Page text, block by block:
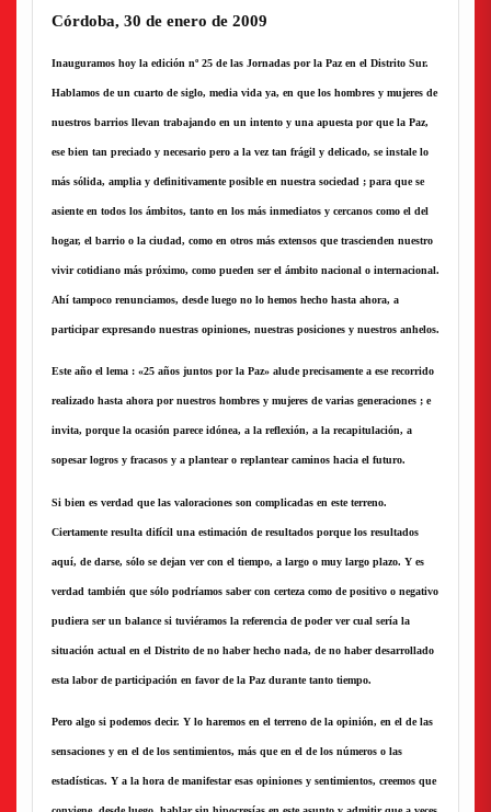
Córdoba, 30 de enero de 2009
Inauguramos hoy la edición nº 25 de las Jornadas por la Paz en el Distrito Sur.
Hablamos de un cuarto de siglo, media vida ya, en que los hombres y mujeres de
nuestros barrios llevan trabajando en un intento y una apuesta por que la Paz,
ese bien tan preciado y necesario pero a la vez tan frágil y delicado, se instale lo
más sólida, amplia y definitivamente posible en nuestra sociedad ; para que se
asiente en todos los ámbitos, tanto en los más inmediatos y cercanos como el del
hogar, el barrio o la ciudad, como en otros más extensos que trascienden nuestro
vivir cotidiano más próximo, como pueden ser el ámbito nacional o internacional.
Ahí tampoco renunciamos, desde luego no lo hemos hecho hasta ahora, a
participar expresando nuestras opiniones, nuestras posiciones y nuestros anhelos.
Este año el lema : «25 años juntos por la Paz» alude precisamente a ese recorrido
realizado hasta ahora por nuestros hombres y mujeres de varias generaciones ; e
invita, porque la ocasión parece idónea, a la reflexión, a la recapitulación, a
sopesar logros y fracasos y a plantear o replantear caminos hacia el futuro.
Si bien es verdad que las valoraciones son complicadas en este terreno.
Ciertamente resulta difícil una estimación de resultados porque los resultados
aquí, de darse, sólo se dejan ver con el tiempo, a largo o muy largo plazo. Y es
verdad también que sólo podríamos saber con certeza como de positivo o negativo
pudiera ser un balance si tuviéramos la referencia de poder ver cual sería la
situación actual en el Distrito de no haber hecho nada, de no haber desarrollado
esta labor de participación en favor de la Paz durante tanto tiempo.
Pero algo si podemos decir. Y lo haremos en el terreno de la opinión, en el de las
sensaciones y en el de los sentimientos, más que en el de los números o las
estadísticas. Y a la hora de manifestar esas opiniones y sentimientos, creemos que